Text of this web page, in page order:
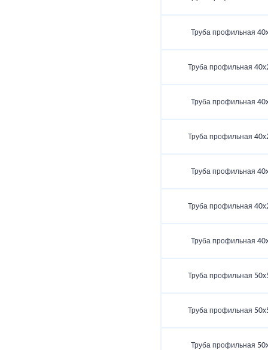
Труба профильная
Труба профильная
Труба профильная
Труба профильная
Труба профильная
Труба профильная
Труба профильная
Труба профильная
Труба профильная
Труба профильная